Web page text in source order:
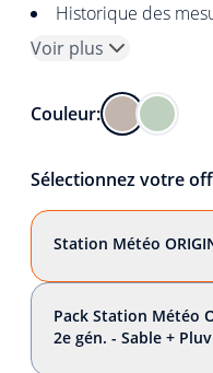
Historique des
Voir plus
Couleur:
Sélectionnez votre
Station Météo
Pack Station Météo
2e gén. - Sable +